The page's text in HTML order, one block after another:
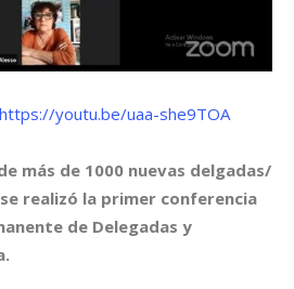
https://youtu.be/uaa-she9TOA
más de 1000 nuevas delgadas/
realizó la primer conferencia
de Delegadas y